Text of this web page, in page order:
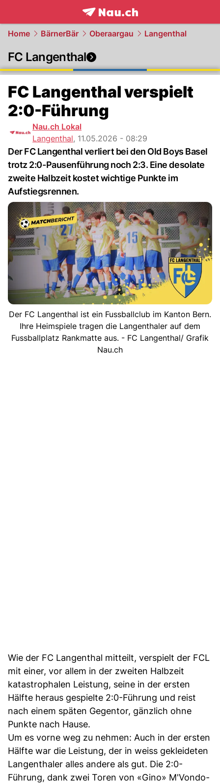
frontpage.NAU.ch
Home BärnerBär Oberaargau Langenthal
FC Langenthal
FC Langenthal verspielt
2:0-Führung
Nau.ch Lokal
Langenthal, 11.05.2026 - 08:29
Der FC Langenthal verliert bei den Old Boys Basel
trotz 2:0-Pausenführung noch 2:3. Eine desolate
zweite Halbzeit kostet wichtige Punkte im
Aufstiegsrennen.
Der FC Langenthal ist ein Fussballclub im Kanton Bern.
Ihre Heimspiele tragen die Langenthaler auf dem
Fussballplatz Rankmatte aus. - FC Langenthal/ Grafik
Nau.ch
Wie der FC Langenthal mitteilt, verspielt der FCL
mit einer, vor allem in der zweiten Halbzeit
katastrophalen Leistung, seine in der ersten
Hälfte heraus gespielte 2:0-Führung und reist
nach einem späten Gegentor, gänzlich ohne
Punkte nach Hause.
Um es vorne weg zu nehmen: Auch in der ersten
Hälfte war die Leistung, der in weiss gekleideten
Langenthaler alles andere als gut. Die 2:0-
Führung, dank zwei Toren von «Gino» M'Vondo-